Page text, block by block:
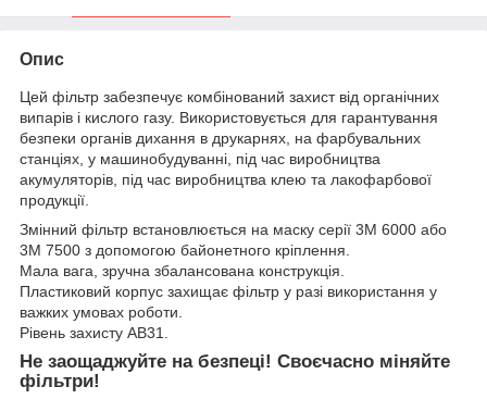
Опис
Цей фільтр забезпечує комбінований захист від органічних
випарів і кислого газу. Використовується для гарантування
безпеки органів дихання в друкарнях, на фарбувальних
станціях, у машинобудуванні, під час виробництва
акумуляторів, під час виробництва клею та лакофарбової
продукції.
Змінний фільтр встановлюється на маску серії 3М 6000 або
3М 7500 з допомогою байонетного кріплення.
Мала вага, зручна збалансована конструкція.
Пластиковий корпус захищає фільтр у разі використання у
важких умовах роботи.
Рівень захисту АВ31.
Не заощаджуйте на безпеці! Своєчасно міняйте
фільтри!